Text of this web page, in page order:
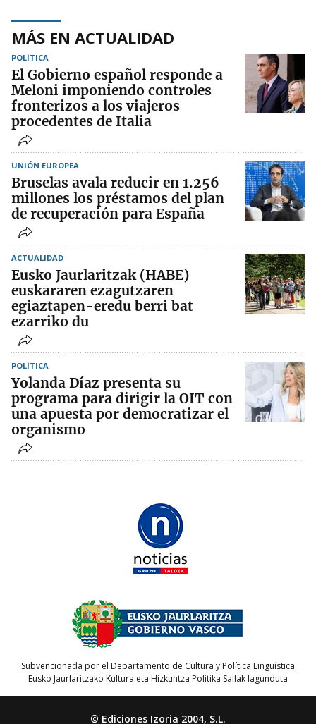
MÁS EN ACTUALIDAD
POLÍTICA
El Gobierno español responde a
Meloni imponiendo controles
fronterizos a los viajeros
procedentes de Italia
UNIÓN EUROPEA
Bruselas avala reducir en 1.256
millones los préstamos del plan
de recuperación para España
ACTUALIDAD
Eusko Jaurlaritzak (HABE)
euskararen ezagutzaren
egiaztapen-eredu berri bat
ezarriko du
POLÍTICA
Yolanda Díaz presenta su
programa para dirigir la OIT con
una apuesta por democratizar el
organismo
Subvencionada por el Departamento de Cultura y Política Lingüística
Eusko Jaurlaritzako Kultura eta Hizkuntza Politika Sailak lagunduta
© Ediciones Izoria 2004, S.L.